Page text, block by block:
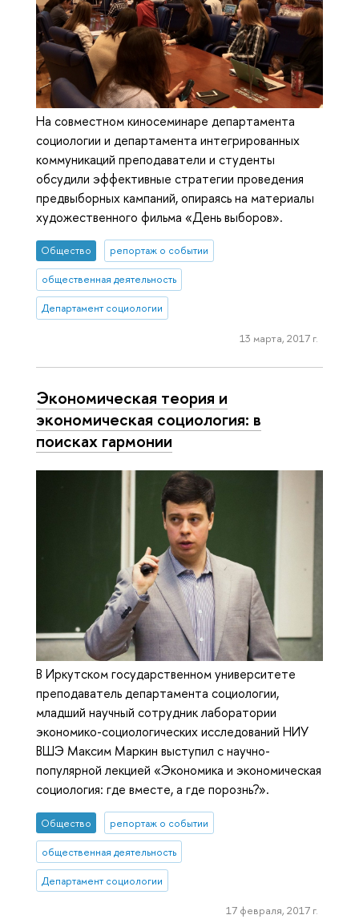
На совместном киносеминаре департамента
социологии и департамента интегрированных
коммуникаций преподаватели и студенты
обсудили эффективные стратегии проведения
предвыборных кампаний, опираясь на материалы
художественного фильма «День выборов».
Общество репортаж о событии
общественная деятельность
Департамент социологии
13 марта, 2017 г.
Экономическая теория и
экономическая социология: в
поисках гармонии
В Иркутском государственном университете
преподаватель департамента социологии,
младший научный сотрудник лаборатории
экономико-социологических исследований НИУ
ВШЭ Максим Маркин выступил с научно-
популярной лекцией «Экономика и экономическая
социология: где вместе, а где порознь?».
Общество репортаж о событии
общественная деятельность
Департамент социологии
17 февраля, 2017 г.